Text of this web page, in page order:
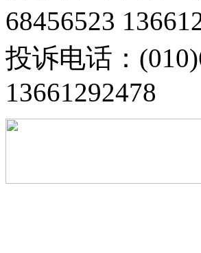
68456523
投诉电话：
13661292478